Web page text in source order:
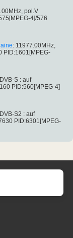
pol.V
4]/576
: 11977.00MHz,
PID:1601[MPEG-
S : auf
PID:560[MPEG-4]
S2 : auf
PID:6301[MPEG-